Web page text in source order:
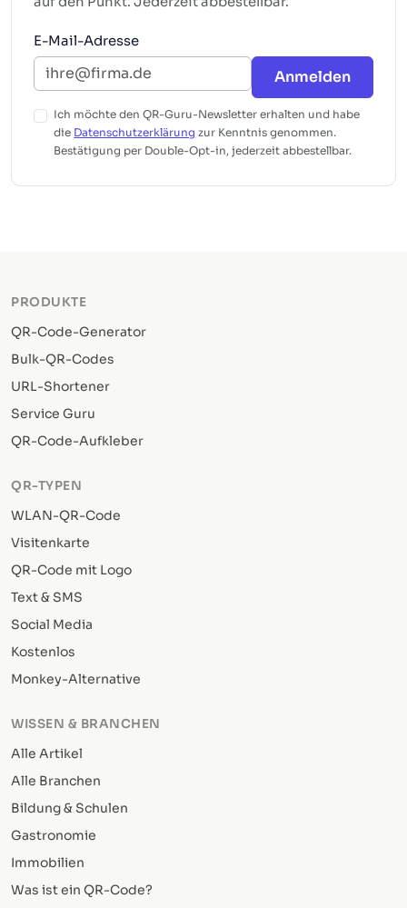
E-Mail-Adresse
Anmelden
Ich möchte den QR-Guru-Newsletter erhalten und habe
die Datenschutzerklärung zur Kenntnis genommen.
Bestätigung per Double-Opt-in, jederzeit abbestellbar.
PRODUKTE
QR-Code-Generator
Bulk-QR-Codes
URL-Shortener
Service Guru
QR-Code-Aufkleber
QR-TYPEN
WLAN-QR-Code
Visitenkarte
QR-Code mit Logo
Text & SMS
Social Media
Kostenlos
Monkey-Alternative
WISSEN & BRANCHEN
Alle Artikel
Alle Branchen
Bildung & Schulen
Gastronomie
Immobilien
Was ist ein QR-Code?